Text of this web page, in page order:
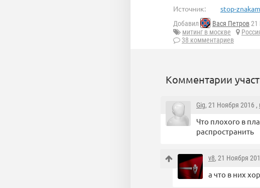
Источник: stop-
Добавил Вася Петров21
митинг в москве
38 комментариев
Комментарии
Gig, 21 Ноября 2016 ,
Что плохого в
распространить
v8, 21 Ноября
а что в них